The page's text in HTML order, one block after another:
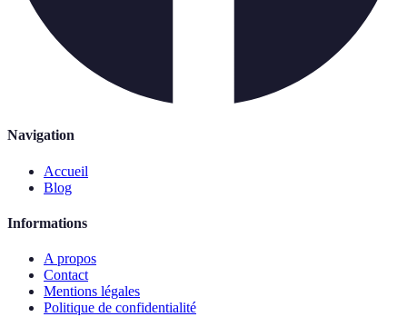
Navigation
Accueil
Blog
Informations
A propos
Contact
Mentions légales
Politique de confidentialité